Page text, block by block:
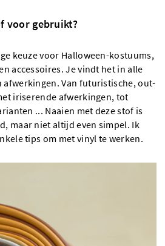
voor gebruikt?
keuze voor Halloween-kostuums,
accessoires. Je vindt het in alle
afwerkingen. Van futuristische, out-
iriserende afwerkingen, tot
... Naaien met deze stof is
maar niet altijd even simpel. Ik
tips om met vinyl te werken.